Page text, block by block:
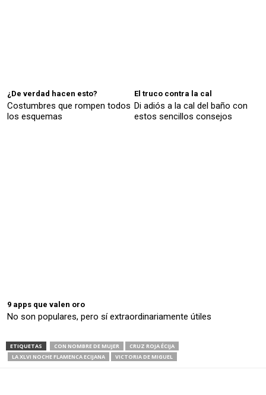
¿De verdad hacen esto?
Costumbres que rompen todos
los esquemas
El truco contra la cal
Di adiós a la cal del baño con
estos sencillos consejos
9 apps que valen oro
No son populares, pero sí extraordinariamente útiles
ETIQUETAS CON NOMBRE DE MUJER
CRUZ ROJA ÉCIJA
LA XLVI NOCHE FLAMENCA ECIJANA
VICTORIA DE MIGUEL